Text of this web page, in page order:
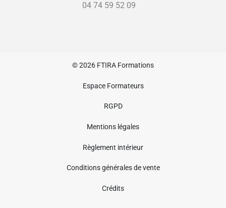
04 74 59 52 09
© 2026 FTIRA Formations
Espace Formateurs
RGPD
Mentions légales
Règlement intérieur
Conditions générales de vente
Crédits